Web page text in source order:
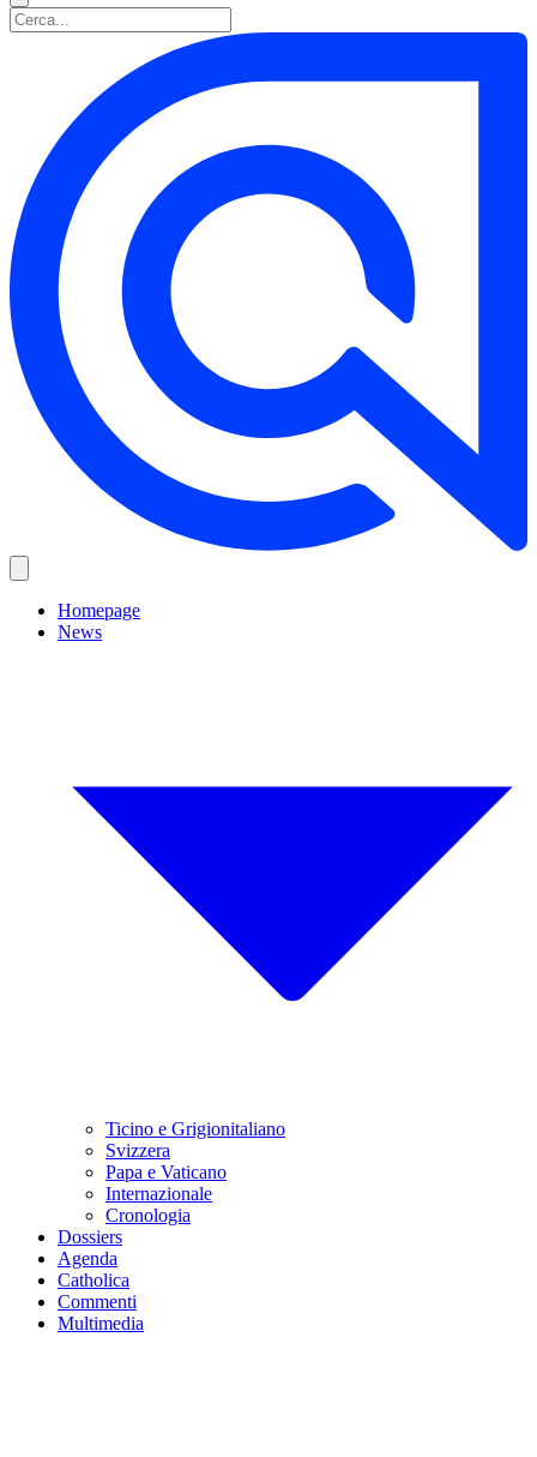
Homepage
News
Ticino e Grigionitaliano
Svizzera
Papa e Vaticano
Internazionale
Cronologia
Dossiers
Agenda
Catholica
Commenti
Multimedia